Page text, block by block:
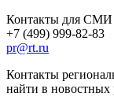
Контакты для СМИ
+7 (499) 999-82-83
pr@rt.ru
Контакты
найти в новостных